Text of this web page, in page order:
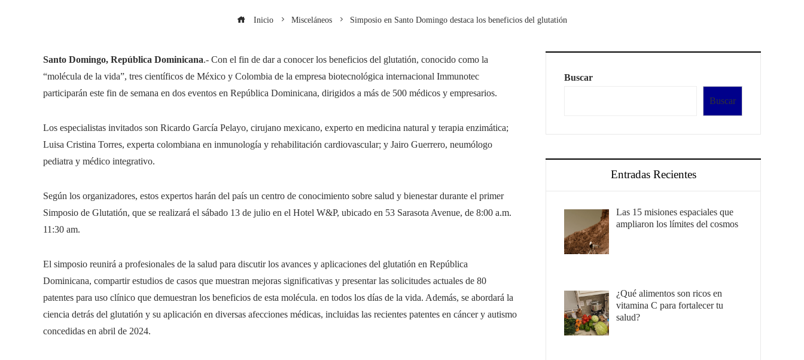
Inicio Misceláneos Simposio en Santo Domingo destaca los beneficios del glutatión
Santo Domingo, República Dominicana.- Con el fin de dar a conocer los beneficios del glutatión, conocido como la
“molécula de la vida”, tres científicos de México y Colombia de la empresa biotecnológica internacional Immunotec
participarán este fin de semana en dos eventos en República Dominicana, dirigidos a más de 500 médicos y empresarios.
Los especialistas invitados son Ricardo García Pelayo, cirujano mexicano, experto en medicina natural y terapia enzimática;
Luisa Cristina Torres, experta colombiana en inmunología y rehabilitación cardiovascular; y Jairo Guerrero, neumólogo
pediatra y médico integrativo.
Según los organizadores, estos expertos harán del país un centro de conocimiento sobre salud y bienestar durante el primer
Simposio de Glutatión, que se realizará el sábado 13 de julio en el Hotel W&P, ubicado en 53 Sarasota Avenue, de 8:00 a.m.
11:30 am.
El simposio reunirá a profesionales de la salud para discutir los avances y aplicaciones del glutatión en República
Dominicana, compartir estudios de casos que muestran mejoras significativas y presentar las solicitudes actuales de 80
patentes para uso clínico que demuestran los beneficios de esta molécula. en todos los días de la vida. Además, se abordará la
ciencia detrás del glutatión y su aplicación en diversas afecciones médicas, incluidas las recientes patentes en cáncer y autismo
concedidas en abril de 2024.
Buscar
Buscar
Entradas Recientes
Las 15 misiones espaciales que
ampliaron los límites del cosmos
¿Qué alimentos son ricos en
vitamina C para fortalecer tu
salud?